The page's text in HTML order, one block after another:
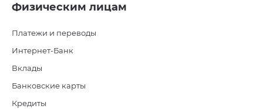
Физическим лицам
Платежи и переводы
Интернет-Банк
Вклады
Банковские карты
Кредиты